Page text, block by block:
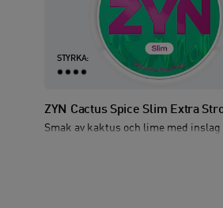
STYRKA:
ZYN Cactus Spice Slim Extra
Smak av kaktus och lime med inslag